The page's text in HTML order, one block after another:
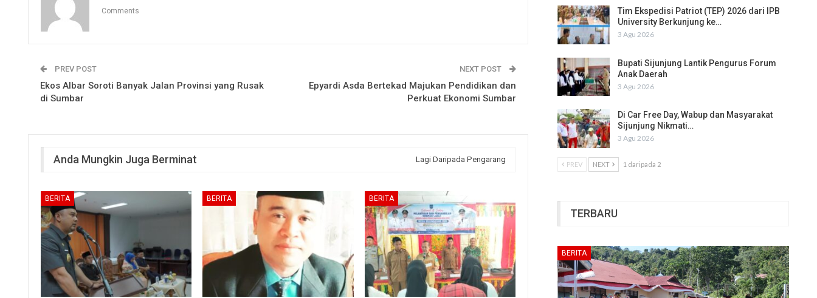
Comments
PREV POST
Ekos Albar Soroti Banyak Jalan Provinsi yang Rusak
di Sumbar
NEXT POST
Epyardi Asda Bertekad Majukan Pendidikan dan
Perkuat Ekonomi Sumbar
Anda Mungkin Juga Berminat Lagi Daripada Pengarang
BERITA BERITA BERITA
Tim Ekspedisi Patriot (TEP) 2026 dari IPB
University Berkunjung ke…
3 Agu 2026
Bupati Sijunjung Lantik Pengurus Forum
Anak Daerah
3 Agu 2026
Di Car Free Day, Wabup dan Masyarakat
Sijunjung Nikmati…
3 Agu 2026
PREV NEXT 1 daripada 2
TERBARU
BERITA